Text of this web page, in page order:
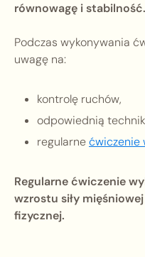
równowagę i stabilność.
Podczas wykonywania
uwagę na:
kontrolę ruchów,
odpowiednią
regularnećwiczenie
Regularne ćwiczenie
wzrostu siły
fizycznej.